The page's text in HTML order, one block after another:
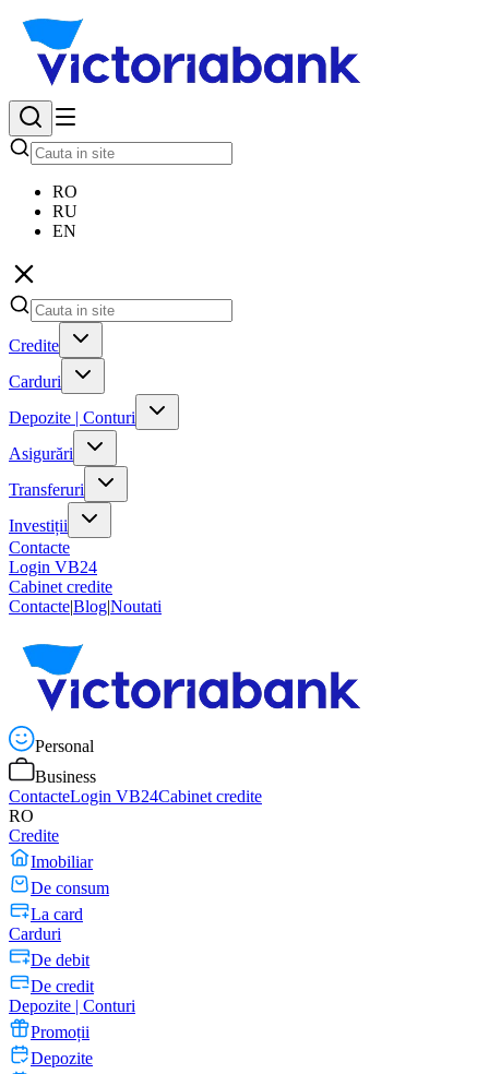
RO
RU
EN
Credite
Carduri
Depozite | Conturi
Asigurări
Transferuri
Investiții
Contacte
Login VB24
Cabinet credite
Contacte|Blog|Noutati
Personal
Business
ContacteLogin VB24Cabinet credite
RO
Credite
Imobiliar
De consum
La card
Carduri
De debit
De credit
Depozite | Conturi
Promoții
Depozite